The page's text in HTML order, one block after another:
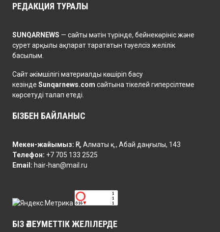
РЕДАКЦИЯ ТУРАЛЫ
SUNQARNEWS — сайты мәтін түрінде, бейнекөрініс және
сурет арқылы ақпарат тарататын тәуелсіз желілік
басылым.
Сайт әкімшілігі материалды көшіріп басу
кезінде Sunqarnews.com сайтына тікелей гиперсілтеме
көрсетуді талап етеді.
БІЗБЕН БАЙЛАНЫС
Мекен-жайымыз: ҚР, Алматы қ., Абай даңғылы, 143
Телефон: +7 705 133 2525
Email: hair-han@mail.ru
БІЗ ӘЛЕУМЕТТІК ЖЕЛІЛЕРДЕ